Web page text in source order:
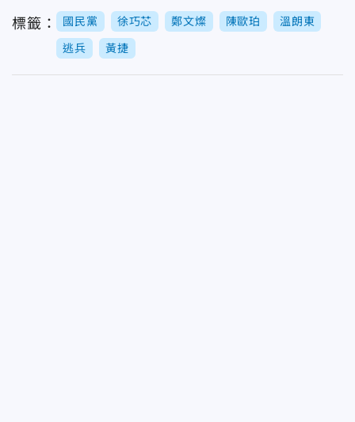
標籤： 國民黨 徐巧芯 鄭文燦 陳歐珀 溫朗東
逃兵 黃捷